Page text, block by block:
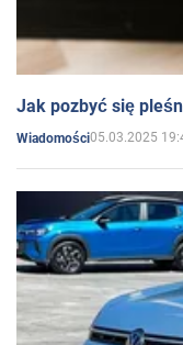
Jak pozbyć się
Wiadomości05.03.2025